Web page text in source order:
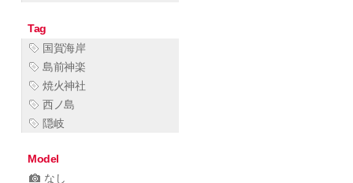
Tag
国賀海岸
島前神楽
焼火神社
西ノ島
隠岐
Model
なし